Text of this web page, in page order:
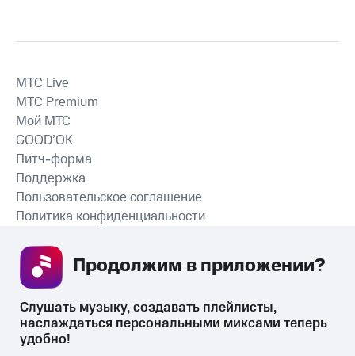
СКАЧАТЬ ПРИЛОЖЕНИЕ
MTС Live
MTС Premium
Мой МТС
GOOD’OK
Питч-форма
Поддержка
Пользовательское соглашение
Политика конфиденциальности
Слушать музыку, создавать плейлисты,
наслаждаться персональными миксами теперь
удобно!